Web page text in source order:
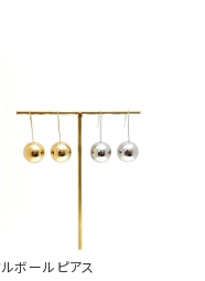
ルボールピアス